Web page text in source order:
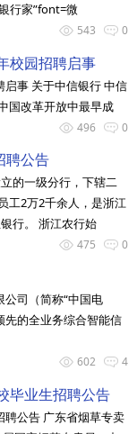
行家”font=微
0
543
校园招聘启事
启事 关于中信银行 中信
国改革开放中最早成
0
496
聘公告
的一级分行，下辖二
工2万2千余人，是浙江
行。 浙江农行始
0
475
司（简称“中国电
先的全业务综合智能信
4
602
毕业生招聘公告
聘公告 广东省烟草专卖